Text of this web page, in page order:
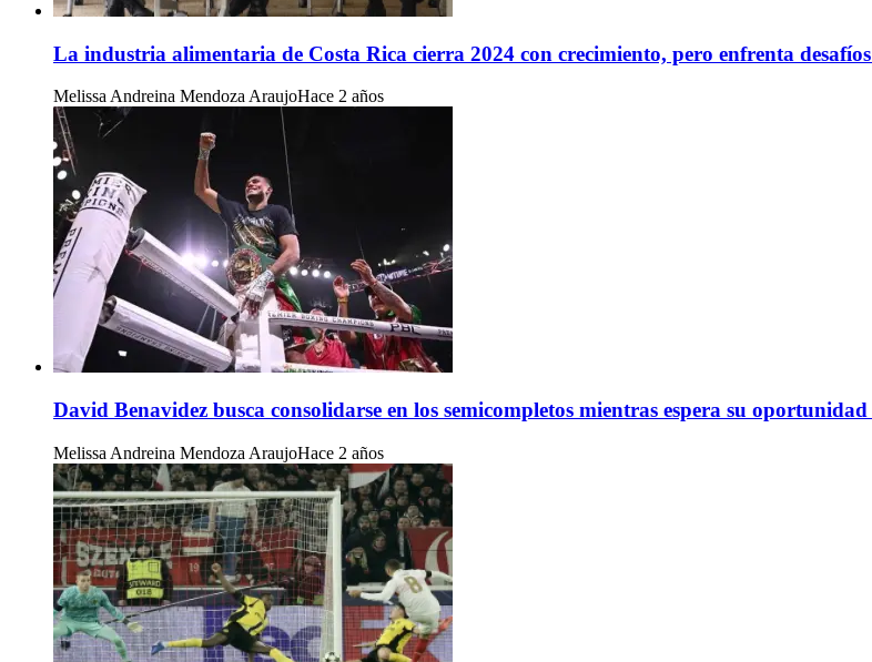
La industria alimentaria de Costa Rica cierra 2024 con crecimiento, pero enfrenta
Melissa Andreina Mendoza AraujoHace 2 años
David Benavidez busca consolidarse en los semicompletos mientras espera su
Melissa Andreina Mendoza AraujoHace 2 años